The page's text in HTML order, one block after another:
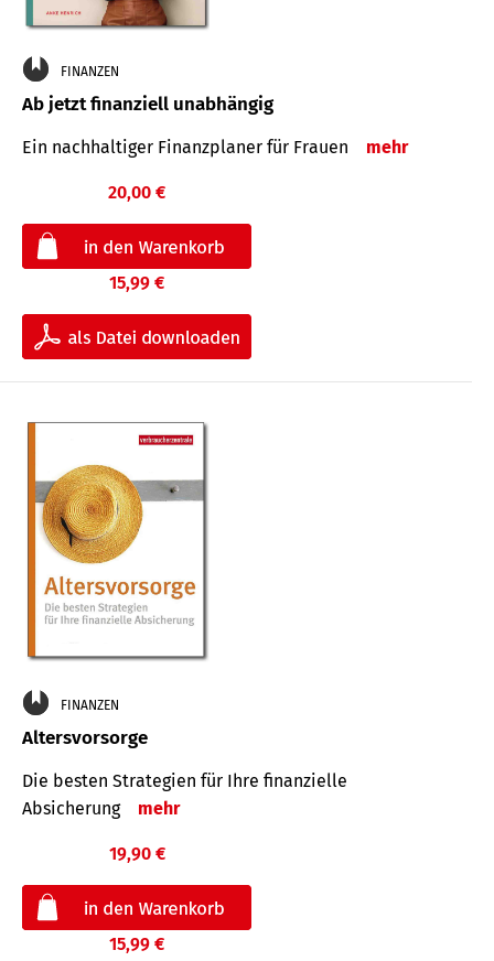
FINANZEN
Ab jetzt finanziell unabhängig
Ein nachhaltiger Finanzplaner für Frauen mehr
20,00 €
15,99 €
FINANZEN
Altersvorsorge
Die besten Strategien für Ihre finanzielle
Absicherung
mehr
19,90 €
15,99 €